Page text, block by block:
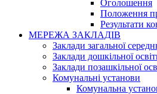
Оголошення
Положення
Результати
МЕРЕЖА ЗАКЛАДІВ
Заклади загальної
Заклади дошкільної
Заклади позашкільної
Комунальні установи
Комунальна